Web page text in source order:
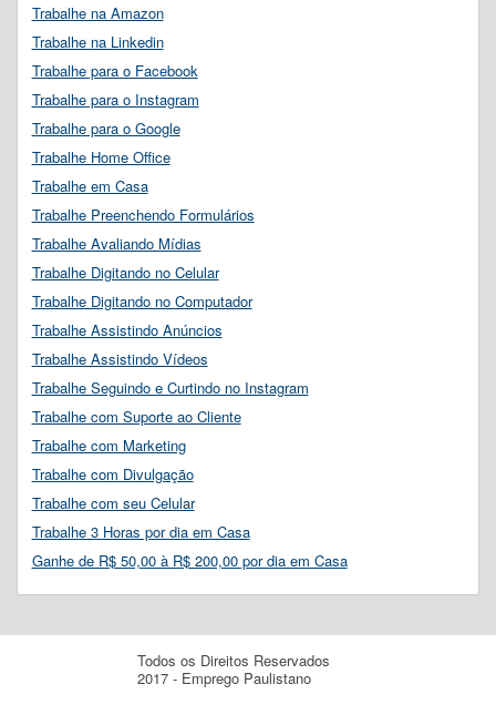
Trabalhe na Amazon
Trabalhe na Linkedin
Trabalhe para o Facebook
Trabalhe para o Instagram
Trabalhe para o Google
Trabalhe Home Office
Trabalhe em Casa
Trabalhe Preenchendo Formulários
Trabalhe Avaliando Mídias
Trabalhe Digitando no Celular
Trabalhe Digitando no Computador
Trabalhe Assistindo Anúncios
Trabalhe Assistindo Vídeos
Trabalhe Seguindo e Curtindo no Instagram
Trabalhe com Suporte ao Cliente
Trabalhe com Marketing
Trabalhe com Divulgação
Trabalhe com seu Celular
Trabalhe 3 Horas por dia em Casa
Ganhe de R$ 50,00 à R$ 200,00 por dia em Casa
Todos os Direitos Reservados
2017 - Emprego Paulistano